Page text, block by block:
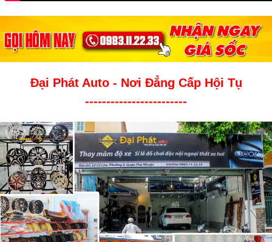
Đại Phát Auto - Nơi Đẳng Cấp Hội Tụ
------------------------